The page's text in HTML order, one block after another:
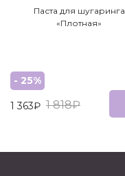
Паста для шугаринга
«Плотная»
- 25%
1 363₽ 1 818₽